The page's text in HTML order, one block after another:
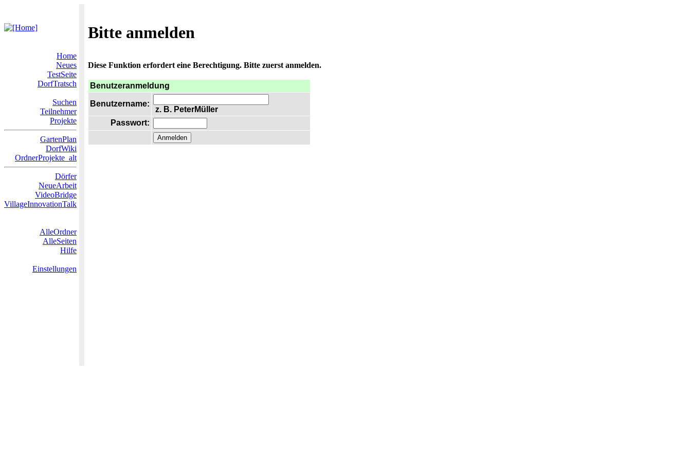
Bitte anmelden
Home
Neues
TestSeite
DorfTratsch
Suchen
Teilnehmer
Projekte
GartenPlan
DorfWiki
OrdnerProjekte_alt
Dörfer
NeueArbeit
VideoBridge
VillageInnovationTalk
AlleOrdner
AlleSeiten
Hilfe
Einstellungen
Diese Funktion erfordert eine Berechtigung. Bitte zuerst anmelden.
Benutzeranmeldung
Benutzername:
z. B. PeterMüller
Passwort: